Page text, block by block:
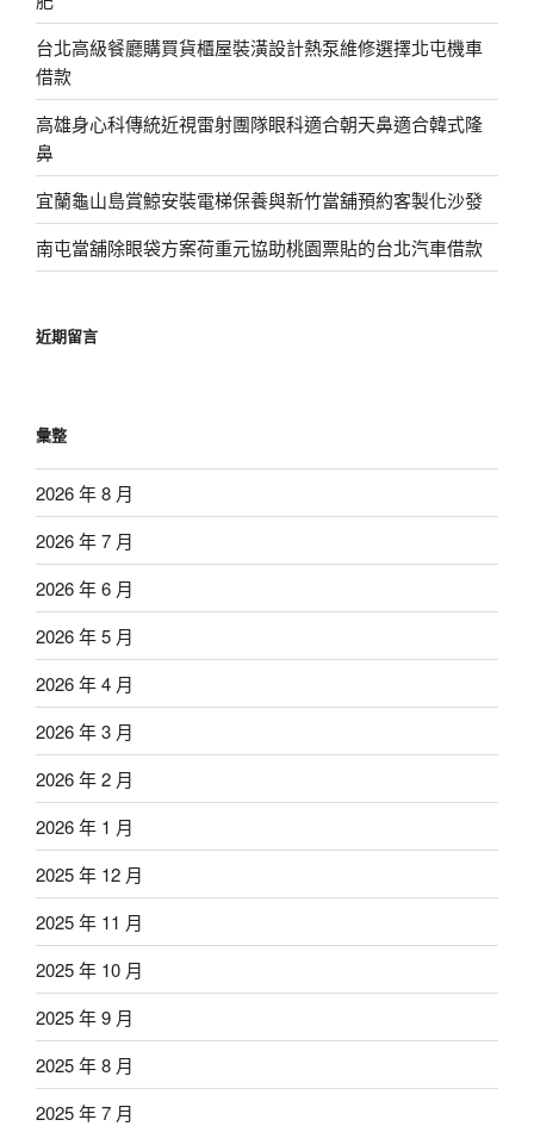
台北高級餐廳購買貨櫃屋裝潢設計熱泵維修選擇北屯機車
借款
高雄身心科傳統近視雷射團隊眼科適合朝天鼻適合韓式隆
鼻
宜蘭龜山島賞鯨安裝電梯保養與新竹當舖預約客製化沙發
南屯當舖除眼袋方案荷重元協助桃園票貼的台北汽車借款
近期留言
彙整
2026 年 8 月
2026 年 7 月
2026 年 6 月
2026 年 5 月
2026 年 4 月
2026 年 3 月
2026 年 2 月
2026 年 1 月
2025 年 12 月
2025 年 11 月
2025 年 10 月
2025 年 9 月
2025 年 8 月
2025 年 7 月